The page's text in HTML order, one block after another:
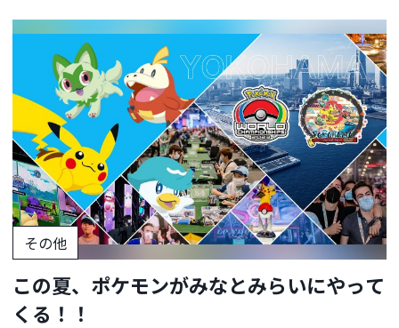
その他
この夏、ポケモンがみなとみらいにやって
くる！！